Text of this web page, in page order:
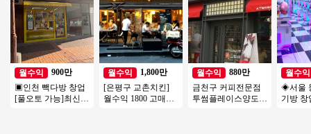
월수익
900만
▣인천 빽다방 창업
[풀오토 가능]최신
월수익
1,800만
[은평구 교촌치킨]
월수익 1800 고매출/
월수익
880만
금천구 커피전문점
투썸플레이스양도양
월수익
◈서울
기방